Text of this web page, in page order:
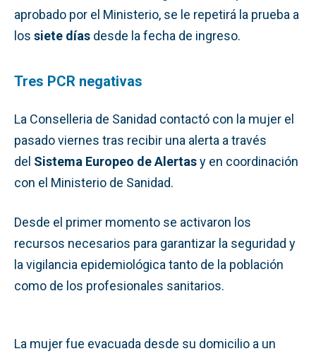
aprobado por el Ministerio, se le repetirá la prueba a
los siete días desde la fecha de ingreso.
Tres PCR negativas
La Conselleria de Sanidad contactó con la mujer el
pasado viernes tras recibir una alerta a través
del Sistema Europeo de Alertasy en coordinación
con el Ministerio de Sanidad.
Desde el primer momento se activaron los
recursos necesarios para garantizar la seguridad y
la vigilancia epidemiológica tanto de la población
como de los profesionales sanitarios.
La mujer fue evacuada desde su domicilio a un